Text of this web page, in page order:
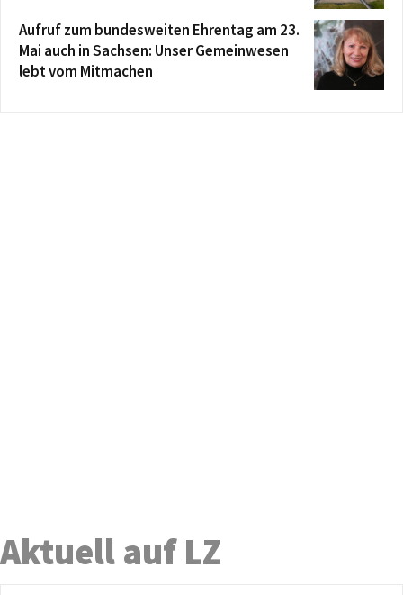
Aufruf zum bundesweiten Ehrentag am 23.
Mai auch in Sachsen: Unser Gemeinwesen
lebt vom Mitmachen
Aktuell auf LZ